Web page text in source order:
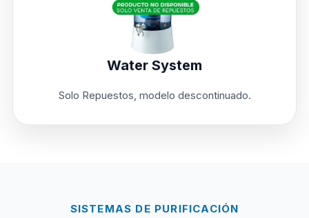
Water System
Solo Repuestos, modelo descontinuado.
SISTEMAS DE PURIFICACIÓN